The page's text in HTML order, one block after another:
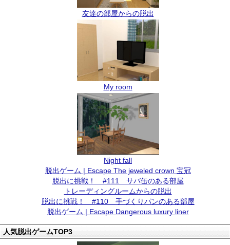
友達の部屋からの脱出
My room
Night fall
脱出ゲーム | Escape The jeweled crown 宝冠
脱出に挑戦！ #111 サバ缶のある部屋
トレーディングルームからの脱出
脱出に挑戦！ #110 手づくりパンのある部屋
脱出ゲーム | Escape Dangerous luxury liner
人気脱出ゲームTOP3